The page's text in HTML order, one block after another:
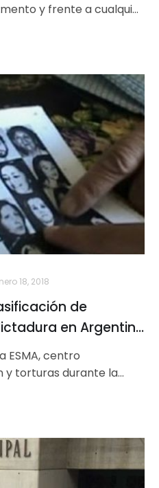
y frente a cualquier
El
la
desclasificación
de
documentos
de
la
dictadura
en
y
Uruguay
18, 2018
de
en Argentina
ESMA, centro
y torturas durante la
Consejo
Consultivo